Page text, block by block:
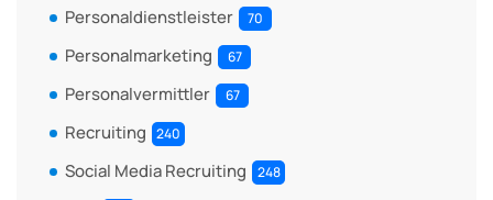
Personaldienstleister 70
Personalmarketing 67
Personalvermittler 67
Recruiting 240
Social Media Recruiting 248